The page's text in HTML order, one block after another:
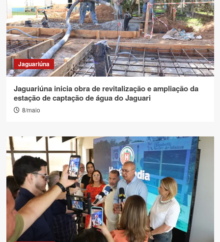
Jaguariúna
Jaguariúna inicia obra de revitalização e ampliação da
estação de captação de água do Jaguari
8/maio